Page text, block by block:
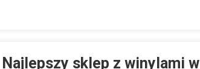
Najlepszy sklep z winylami w